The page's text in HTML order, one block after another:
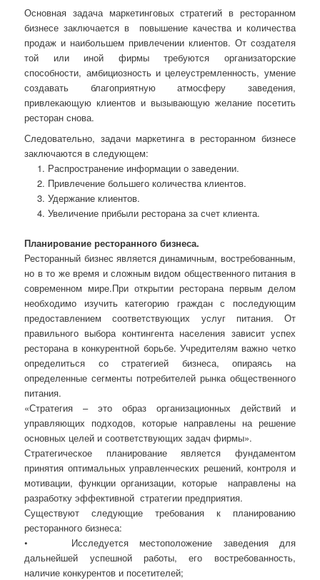
Основная задача маркетинговых стратегий в ресторанном
бизнесе заключается в
повышение качества и количества
продаж и наибольшем привлечении клиентов. От создателя
той или иной фирмы требуются организаторские
способности, амбициозность и целеустремленность, умение
создавать благоприятную атмосферу заведения,
привлекающую клиентов и вызывающую желание посетить
ресторан снова.
Следовательно, задачи маркетинга в ресторанном бизнесе
заключаются в следующем:
Распространение информации о заведении.
Привлечение большего количества клиентов.
Удержание клиентов.
Увеличение прибыли ресторана за счет клиента.
Планирование ресторанного бизнеса.
Ресторанный бизнес является динамичным, востребованным,
но в то же время и сложным видом общественного питания в
современном мире.При открытии ресторана первым делом
необходимо изучить категорию граждан с последующим
предоставлением соответствующих услуг питания. От
правильного выбора контингента населения зависит успех
ресторана в конкурентной борьбе. Учредителям важно четко
определиться со стратегией бизнеса, опираясь на
определенные сегменты потребителей рынка общественного
питания.
«Стратегия – это образ организационных действий и
управляющих подходов, которые направлены на решение
основных целей и соответствующих задач фирмы».
Стратегическое планирование является фундаментом
принятия оптимальных управленческих решений, контроля и
мотивации, функции организации, которые
направлены на
разработку эффективной стратегии предприятия.
Существуют следующие требования к планированию
ресторанного бизнеса:
•
Исследуется местоположение заведения для
дальнейшей успешной работы, его востребованность,
наличие конкурентов и посетителей;